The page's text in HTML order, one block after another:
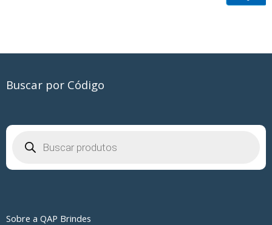
Buscar por Código
produtos
Sobre a QAP Brindes